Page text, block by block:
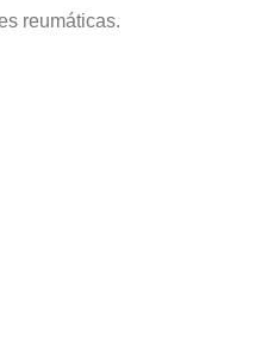
reumáticas.